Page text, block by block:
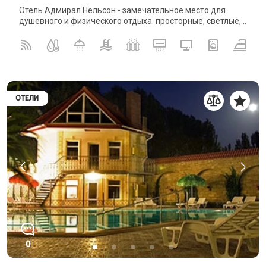
Отель Адмирал Нельсон - замечательное место для
душевного и физического отдыха. просторные, светлые,...
ОТЕЛИ
0